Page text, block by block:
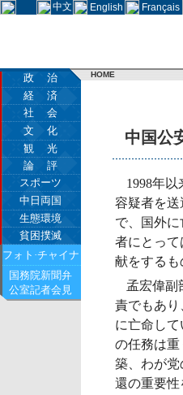
中文 English Français
政 治
経 済
社 会
文 化
観 光
論 評
スポーツ
中日両国
生態環境
貧困撲滅
フォト·チャイナ
国務院新聞弁
公室記者会見
HOME
中国公
1998年
容疑者を
で、国外
者にとっ
献をするも
孟宏偉副
責でもあ
に亡命し
の任務は
築、わが
還の重要